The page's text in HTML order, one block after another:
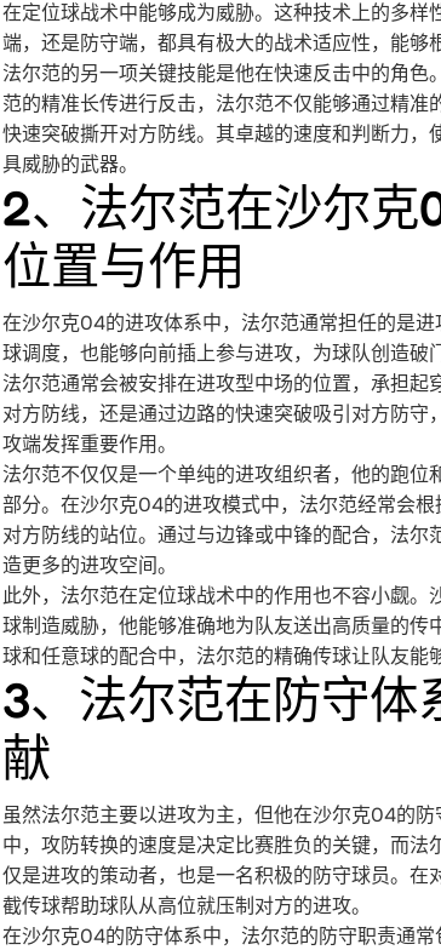
在定位球战术中能够成为威胁。这种技术上的多
端，还是防守端，都具有极大的战术适应性，能够
法尔范的另一项关键技能是他在快速反击中的角
范的精准长传进行反击，法尔范不仅能够通过精
快速突破撕开对方防线。其卓越的速度和判断力
具威胁的武器。
2、法尔范在沙尔克
位置与作用
在沙尔克04的进攻体系中，法尔范通常担任的是
球调度，也能够向前插上参与进攻，为球队创造破
法尔范通常会被安排在进攻型中场的位置，承担
对方防线，还是通过边路的快速突破吸引对方防
攻端发挥重要作用。
法尔范不仅仅是一个单纯的进攻组织者，他的跑
部分。在沙尔克04的进攻模式中，法尔范经常会
对方防线的站位。通过与边锋或中锋的配合，法尔
造更多的进攻空间。
此外，法尔范在定位球战术中的作用也不容小觑
球制造威胁，他能够准确地为队友送出高质量的传
球和任意球的配合中，法尔范的精确传球让队友能
3、法尔范在防守体
献
虽然法尔范主要以进攻为主，但他在沙尔克04的
中，攻防转换的速度是决定比赛胜负的关键，而
仅是进攻的策动者，也是一名积极的防守球员。在
截传球帮助球队从高位就压制对方的进攻。
在沙尔克04的防守体系中，法尔范的防守职责通